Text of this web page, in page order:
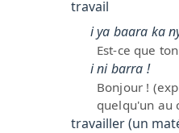
travail
i ya baara ka
Est-ce que
i ni barra !
Bonjour !
quelqu'un au
travailler (un